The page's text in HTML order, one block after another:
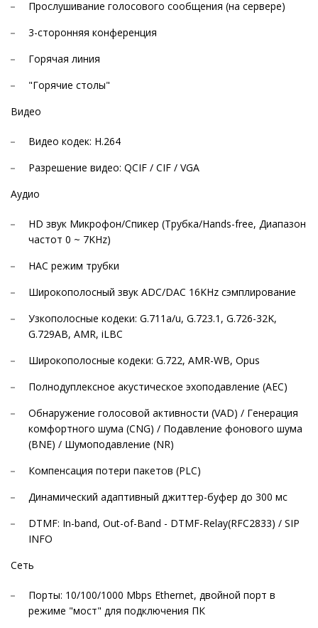
Прослушивание голосового сообщения (на сервере)
3-сторонняя конференция
Горячая линия
"Горячие столы"
Видео
Видео кодек: H.264
Разрешение видео: QCIF / CIF / VGA
Аудио
HD звук Микрофон/Спикер (Трубка/Hands-free, Диапазон
частот 0 ~ 7KHz)
НАС режим трубки
Широкополосный звук ADC/DAC 16KHz сэмплирование
Узкополосные кодеки: G.711a/u, G.723.1, G.726-32K,
G.729AB, AMR, iLBC
Широкополосные кодеки: G.722, AMR-WB, Opus
Полнодуплексное акустическое эхоподавление (AEC)
Обнаружение голосовой активности (VAD) / Генерация
комфортного шума (CNG) / Подавление фонового шума
(BNE) / Шумоподавление (NR)
Компенсация потери пакетов (PLC)
Динамический адаптивный джиттер-буфер до 300 мс
DTMF: In-band, Out-of-Band - DTMF-Relay(RFC2833) / SIP
INFO
Сеть
Порты: 10/100/1000 Mbps Ethernet, двойной порт в
режиме "мост" для подключения ПК